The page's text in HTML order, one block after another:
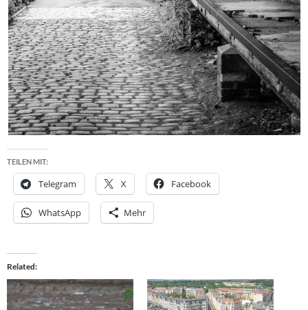
TEILEN MIT:
Telegram X Facebook
WhatsApp Mehr
Related